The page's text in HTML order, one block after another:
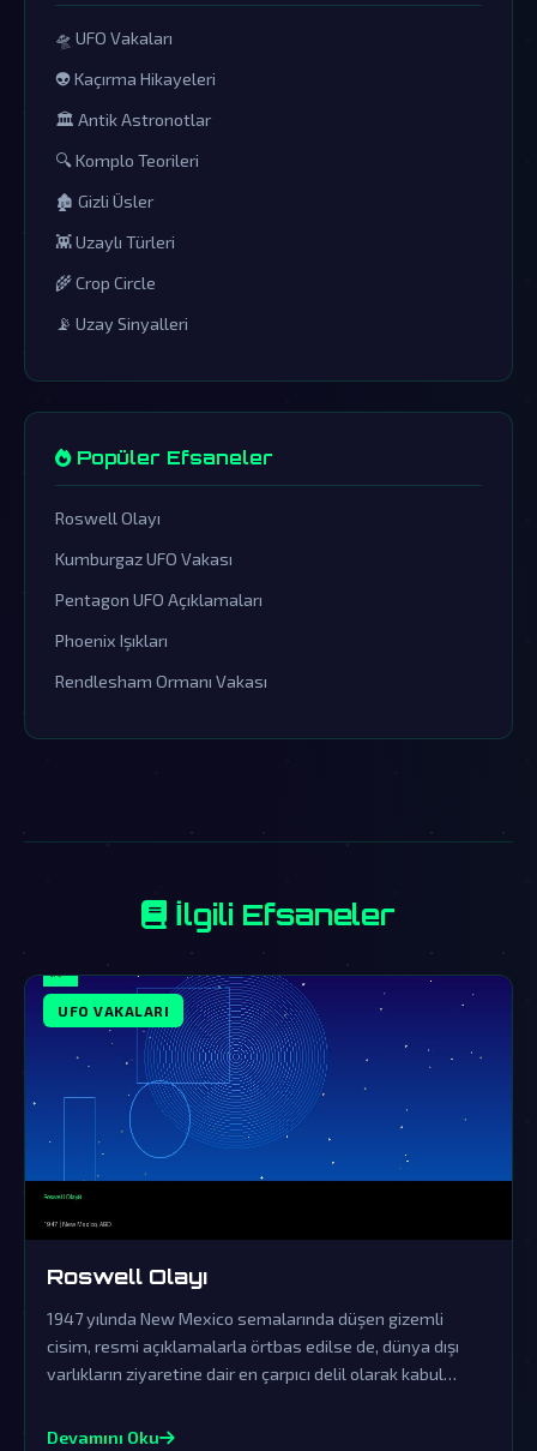
🛸 UFO Vakaları
👽 Kaçırma Hikayeleri
🏛️ Antik Astronotlar
🔍 Komplo Teorileri
🏚️ Gizli Üsler
👾 Uzaylı Türleri
🌾 Crop Circle
📡 Uzay Sinyalleri
Popüler Efsaneler
Roswell Olayı
Kumburgaz UFO Vakası
Pentagon UFO Açıklamaları
Phoenix Işıkları
Rendlesham Ormanı Vakası
İlgili Efsaneler
UFO VAKALARI
Roswell Olayı
1947 yılında New Mexico semalarında düşen gizemli
cisim, resmi açıklamalarla örtbas edilse de, dünya dışı
varlıkların ziyaretine dair en çarpıcı delil olarak kabul
Devamını Oku